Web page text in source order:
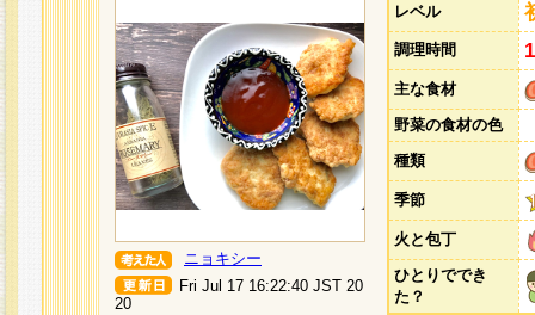
ニョキシー
Fri Jul 17 16:22:40 JST 20
20
レベル
調理時間
主な食材
野菜の食材の色
種類
季節
火と包丁
ひとりででき
た？